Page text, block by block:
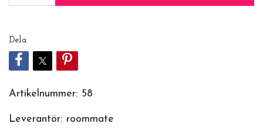
Dela
Artikelnummer: 58
Leverantör: roommate